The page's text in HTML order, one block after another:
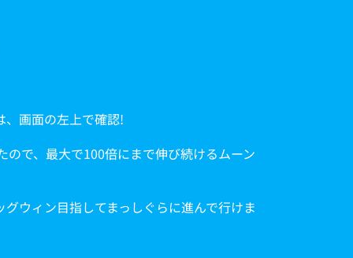
、画面の左上で確認!
で、最大で100倍にまで伸び続けるムーン
ウィン目指してまっしぐらに進んで行けま